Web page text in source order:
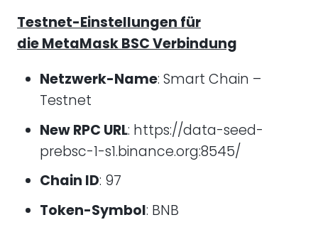
Testnet-Einstellungen für
dieMetaMask BSCVerbindung
Netzwerk-Name: Smart Chain –
Testnet
New RPC URL: https://data-seed-
prebsc-1-s1.binance.org:8545/
Chain ID: 97
Token-Symbol: BNB